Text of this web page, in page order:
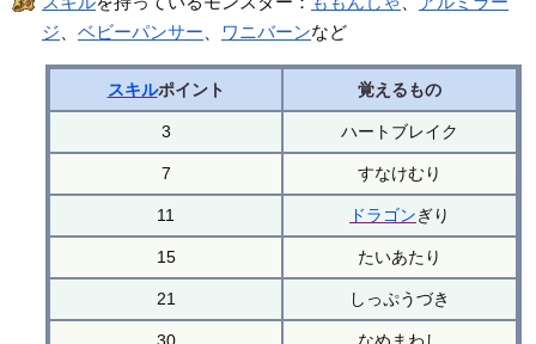
ジ 、ベビーパンサー ワニバーンなど
スキルポイント 覚えるもの
3 ハートブレイク
7 すなけむり
11 ドラゴンぎり
15 たいあたり
21 しっぷうづき
30 なめまわし